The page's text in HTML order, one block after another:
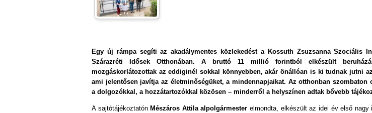
Egy új rámpa segíti az akadálymentes közlekedést a Kossuth Zsuzsanna Szociális
Szárazréti Idősek Otthonában. A bruttó 11 millió forintból elkészült
mozgáskorlátozottak az eddiginél sokkal könnyebben, akár önállóan is ki tudnak jutni
ami jelentősen javítja az életminőségüket, a mindennapjaikat. Az otthonban szombaton
a dolgozókkal, a hozzátartozókkal közösen – minderről a helyszínen adtak bővebb
A sajtótájékoztatón Mészáros Attila alpolgármester elmondta, elkészült az idei év első nagy